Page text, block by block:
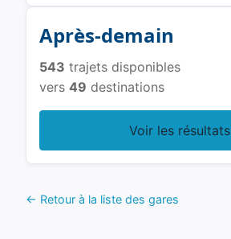
Après-demain
543 trajets disponibles
vers 49 destinations
Voir les résultats
← Retour à la liste des gares